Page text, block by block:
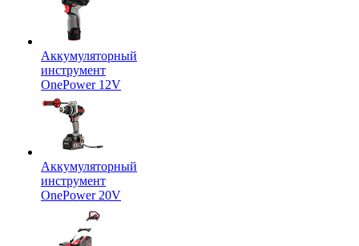
Аккумуляторный
инструмент
OnePower 12V
Аккумуляторный
инструмент
OnePower 20V